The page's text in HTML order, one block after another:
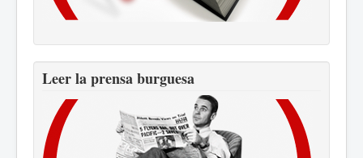
Leer la prensa burguesa